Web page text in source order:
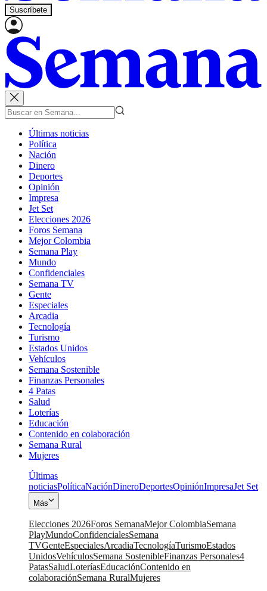
Suscríbete
Últimas noticias
Política
Nación
Dinero
Deportes
Opinión
Impresa
Jet Set
Elecciones 2026
Foros Semana
Mejor Colombia
Semana Play
Mundo
Confidenciales
Semana TV
Gente
Especiales
Arcadia
Tecnología
Turismo
Estados Unidos
Vehículos
Semana Sostenible
Finanzas Personales
4 Patas
Salud
Loterías
Educación
Contenido en colaboración
Semana Rural
Mujeres
Últimas
noticiasPolíticaNaciónDineroDeportesOpiniónImpresaJet Set
Más
Elecciones 2026Foros SemanaMejor ColombiaSemana
PlayMundoConfidencialesSemana
TVGenteEspecialesArcadiaTecnologíaTurismoEstados
UnidosVehículosSemana SostenibleFinanzas Personales4
PatasSaludLoteríasEducaciónContenido en
colaboraciónSemana RuralMujeres